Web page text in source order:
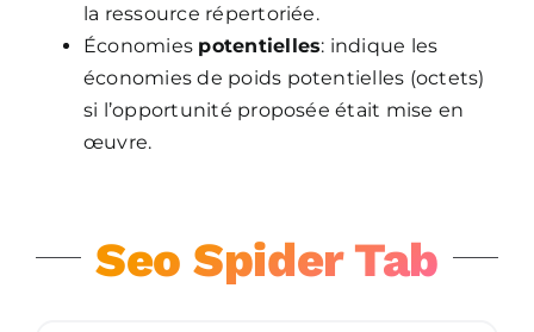
la ressource répertoriée.
Économies potentielles: indique les
économies de poids potentielles (octets)
si l’opportunité proposée était mise en
œuvre.
Seo Spider Tab